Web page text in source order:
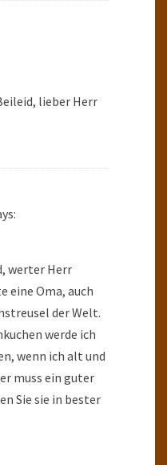
lieber Herr
werter Herr
eine Oma, auch
der Welt.
werde ich
wenn ich alt und
muss ein guter
Sie sie in bester